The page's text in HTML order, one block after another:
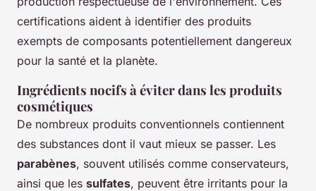
certifications aident à identifier des produits
exempts de composants potentiellement dangereux
pour la santé et la planète.
Ingrédients nocifs à éviter dans les produits
cosmétiques
De nombreux produits conventionnels contiennent
des substances dont il vaut mieux se passer. Les
parabènes, souvent utilisés comme conservateurs,
ainsi que les sulfates, peuvent être irritants pour la